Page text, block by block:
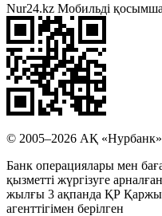
Nur24.kz Мобильді
© 2005–2026 АҚ
Банк операциялары мен
қызметті жүргізуге
жылғы 3 ақпанда ҚР
агенттігімен берілген